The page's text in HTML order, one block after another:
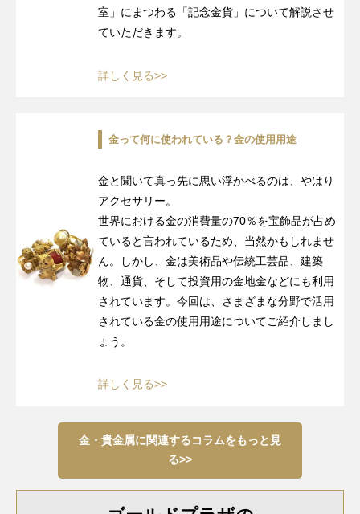
室」にまつわる「記念金貨」について解説させ
ていただきます。
詳しく見る>>
金って何に使われている？金の使用用途
金と聞いて真っ先に思い浮かべるのは、やはり
アクセサリー。
世界における金の消費量の70％を宝飾品が占め
ていると言われているため、当然かもしれませ
ん。しかし、金は美術品や伝統工芸品、建築
物、通貨、そして投資用の金地金などにも利用
されています。今回は、さまざまな分野で活用
されている金の使用用途についてご紹介しまし
ょう。
詳しく見る>>
金・貴金属に関連するコラムをもっと見
る>>